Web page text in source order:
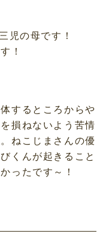
児の母です！
！
するところからや
損ねないよう苦情
ねこじまさんの優
くんが起きること
ったです～！